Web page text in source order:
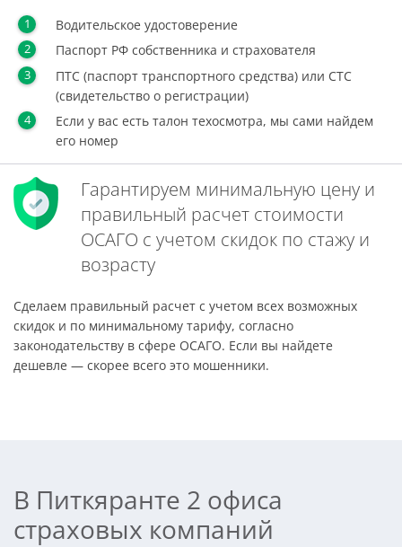
Водительское удостоверение
Паспорт РФ собственника и страхователя
ПТС (паспорт транспортного средства) или СТС
(свидетельство о регистрации)
Если у вас есть талон техосмотра, мы сами найдем
его номер
Гарантируем минимальную цену и
правильный расчет стоимости
ОСАГО с учетом скидок по стажу и
возрасту
Сделаем правильный расчет с учетом всех возможных
скидок и по минимальному тарифу, согласно
законодательству в сфере ОСАГО. Если вы найдете
дешевле — скорее всего это мошенники.
В Питкяранте 2 офиса
страховых компаний